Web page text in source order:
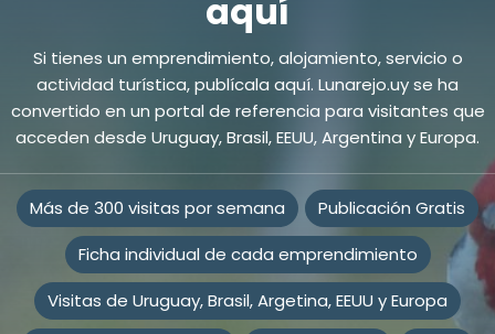
aquí
Si tienes un emprendimiento, alojamiento, servicio o
actividad turística, publícala aquí. Lunarejo.uy se ha
convertido en un portal de referencia para visitantes que
acceden desde Uruguay, Brasil, EEUU, Argentina y Europa.
Más de 300 visitas por semana
Publicación Gratis
Ficha individual de cada emprendimiento
Visitas de Uruguay, Brasil, Argetina, EEUU y Europa